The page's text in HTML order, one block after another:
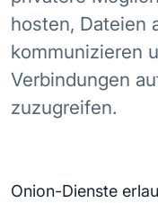
hosten, Dateien
kommunizieren
Verbindungen
zuzugreifen.
Onion-Dienste